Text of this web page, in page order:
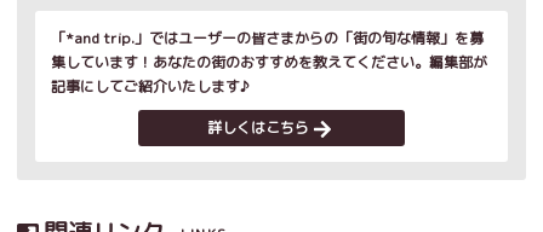
「*and trip.」ではユーザーの皆さまからの「街の旬な情報」を募
集しています！あなたの街のおすすめを教えてください。編集部が
記事にしてご紹介いたします♪
詳しくはこちら